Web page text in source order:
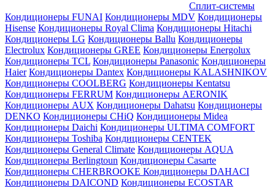
Сплит-системы
Кондиционеры FUNAI Кондиционеры MDV Кондиционеры
Hisense Кондиционеры Royal Clima Кондиционеры Hitachi
Кондиционеры LG Кондиционеры Ballu Кондиционеры
Electrolux Кондиционеры GREE Кондиционеры Energolux
Кондиционеры TCL Кондиционеры Panasonic Кондиционеры
Haier Кондиционеры Dantex Кондиционеры KALASHNIKOV
Кондиционеры СOOLBERG Кондиционеры Kentatsu
Кондиционеры FERRUM Кондиционеры AERONIK
Кондиционеры AUX Кондиционеры Dahatsu Кондиционеры
DENKO Кондиционеры CHiQ Кондиционеры Midea
Кондиционеры Daichi Кондиционеры ULTIMA COMFORT
Кондиционеры Toshiba Кондиционеры CENTEK
Кондиционеры General Climate Кондиционеры AQUA
Кондиционеры Berlingtoun Кондиционеры Casarte
Кондиционеры CHERBROOKE Кондиционеры DAHACI
Кондиционеры DAICOND Кондиционеры ECOSTAR